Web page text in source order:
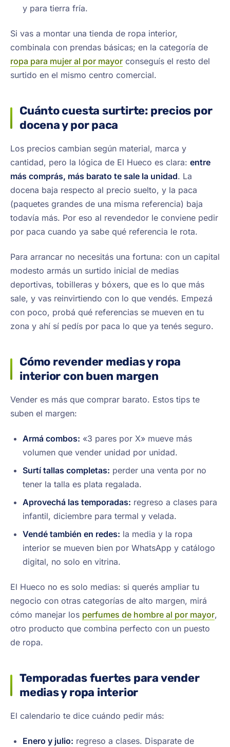
y para tierra fría.
Si vas a montar una tienda de ropa interior,
combinala con prendas básicas; en la categoría de
ropa para mujer al por mayor conseguís el resto del
surtido en el mismo centro comercial.
Cuánto cuesta surtirte: precios por
docena y por paca
Los precios cambian según material, marca y
cantidad, pero la lógica de El Hueco es clara: entre
más comprás, más barato te sale la unidad. La
docena baja respecto al precio suelto, y la paca
(paquetes grandes de una misma referencia) baja
todavía más. Por eso al revendedor le conviene pedir
por paca cuando ya sabe qué referencia le rota.
Para arrancar no necesitás una fortuna: con un capital
modesto armás un surtido inicial de medias
deportivas, tobilleras y bóxers, que es lo que más
sale, y vas reinvirtiendo con lo que vendés. Empezá
con poco, probá qué referencias se mueven en tu
zona y ahí sí pedís por paca lo que ya tenés seguro.
Cómo revender medias y ropa
interior con buen margen
Vender es más que comprar barato. Estos tips te
suben el margen:
Armá combos: «3 pares por X» mueve más
volumen que vender unidad por unidad.
Surtí tallas completas: perder una venta por no
tener la talla es plata regalada.
Aprovechá las temporadas: regreso a clases para
infantil, diciembre para termal y velada.
Vendé también en redes: la media y la ropa
interior se mueven bien por WhatsApp y catálogo
digital, no solo en vitrina.
El Hueco no es solo medias: si querés ampliar tu
negocio con otras categorías de alto margen, mirá
cómo manejar los perfumes de hombre al por mayor,
otro producto que combina perfecto con un puesto
de ropa.
Temporadas fuertes para vender
medias y ropa interior
El calendario te dice cuándo pedir más:
Enero y julio: regreso a clases. Disparate de